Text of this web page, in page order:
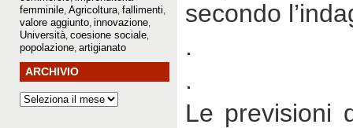
femminile Agricoltura fallimenti
valore aggiunto innovazione
Università coesione sociale
popolazione artigianato
ARCHIVIO
secondo
.
.
Le previsioni